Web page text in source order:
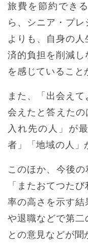
旅費を節約でき
ら、シニア・プ
よりも、自身の
済的負担を削減し
を感じていること
また、「出会え
会えたと答えた
入れ先の人」が
者」「地域の人」
このほか、今後
「またおてつた
率の高さを示す
や退職などで第二
との意見などが聞